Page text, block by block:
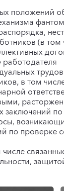
положений
(в
работодателя
в том
заключений
по проверке